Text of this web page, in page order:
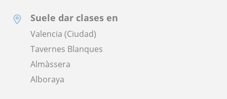
Suele dar clases en
Valencia (Ciudad)
Tavernes Blanques
Almàssera
Alboraya